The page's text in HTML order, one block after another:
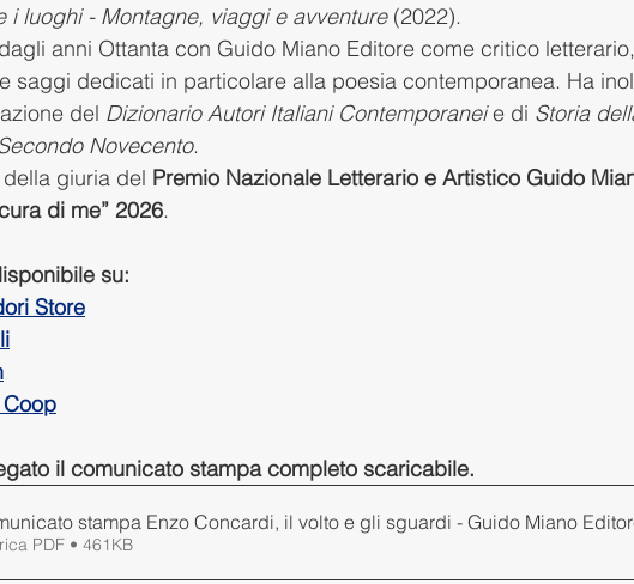
i luoghi - Montagne, viaggi e avventure (2022).
anni Ottanta con Guido Miano Editore come critico
saggi dedicati in particolare alla poesia contemporanea. Ha
del Dizionario Autori Italiani Contemporanei e di Storia
Novecento.
giuria del Premio Nazionale Letterario e Artistico Guido
di me” 2026.
su:
Store
il comunicato stampa completo scaricabile.
stampa Enzo Concardi, il volto e gli sguardi - Guido Miano
PDF • 461KB